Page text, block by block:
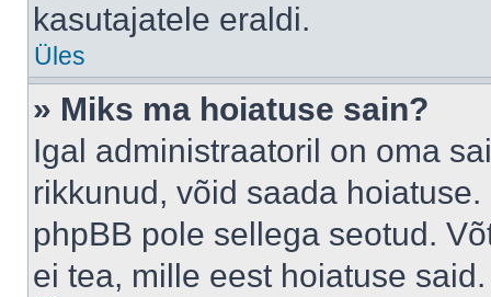
kasutajatele eraldi.
Üles
» Miks ma hoiatuse sain?
Igal administraatoril on oma
rikkunud, võid saada
phpBB pole sellega seotud.
ei tea, mille eest hoiatuse said.